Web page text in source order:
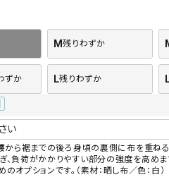
M残りわずか
ずか L残りわずか
腰から裾までの後ろ身頃の裏側に布を重ね
、負荷がかかりやすい部分の強度を高めま
オプションです。（素材：晒し布／色：白）